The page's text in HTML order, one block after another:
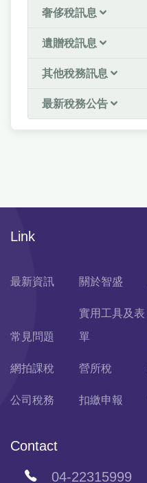
奢侈稅訊息
遺贈稅訊息
其他稅務訊息
最新稅務公告
Link
最新資訊 關於智盛
常見問題
實用工具及表
單
網拍課稅 營所稅
公司稅務 扣繳申報
Contact
04-22315999